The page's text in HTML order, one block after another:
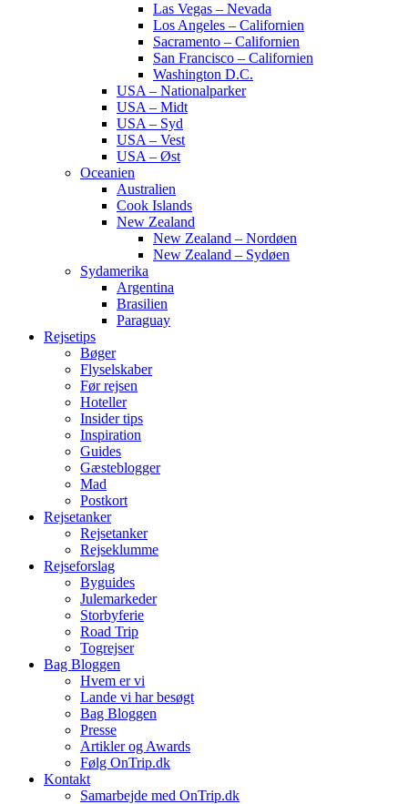
Las Vegas – Nevada
Los Angeles – Californien
Sacramento – Californien
San Francisco – Californien
Washington D.C.
USA – Nationalparker
USA – Midt
USA – Syd
USA – Vest
USA – Øst
Oceanien
Australien
Cook Islands
New Zealand
New Zealand – Nordøen
New Zealand – Sydøen
Sydamerika
Argentina
Brasilien
Paraguay
Rejsetips
Bøger
Flyselskaber
Før rejsen
Hoteller
Insider tips
Inspiration
Guides
Gæsteblogger
Mad
Postkort
Rejsetanker
Rejsetanker
Rejseklumme
Rejseforslag
Byguides
Julemarkeder
Storbyferie
Road Trip
Togrejser
Bag Bloggen
Hvem er vi
Lande vi har besøgt
Bag Bloggen
Presse
Artikler og Awards
Følg OnTrip.dk
Kontakt
Samarbejde med OnTrip.dk